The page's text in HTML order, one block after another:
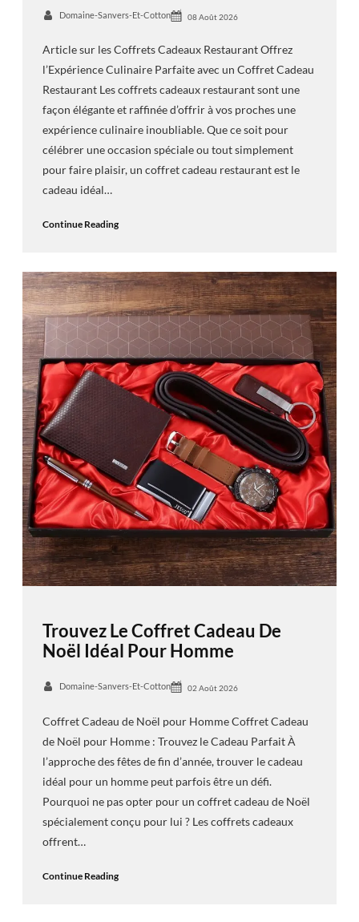
Domaine-Sanvers-Et-Cotton 08 Août 2026
Article sur les Coffrets Cadeaux Restaurant Offrez
l’Expérience Culinaire Parfaite avec un Coffret Cadeau
Restaurant Les coffrets cadeaux restaurant sont une
façon élégante et raffinée d’offrir à vos proches une
expérience culinaire inoubliable. Que ce soit pour
célébrer une occasion spéciale ou tout simplement
pour faire plaisir, un coffret cadeau restaurant est le
cadeau idéal…
Continue Reading
Trouvez Le Coffret Cadeau De
Noël Idéal Pour Homme
Domaine-Sanvers-Et-Cotton 02 Août 2026
Coffret Cadeau de Noël pour Homme Coffret Cadeau
de Noël pour Homme : Trouvez le Cadeau Parfait À
l’approche des fêtes de fin d’année, trouver le cadeau
idéal pour un homme peut parfois être un défi.
Pourquoi ne pas opter pour un coffret cadeau de Noël
spécialement conçu pour lui ? Les coffrets cadeaux
offrent…
Continue Reading